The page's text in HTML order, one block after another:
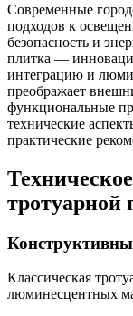
Современные
подходов к
безопасность и
плитка —
интеграцию и
преображает
функциональные
технические
практические
тротуарной
Классическая
люминесцентных